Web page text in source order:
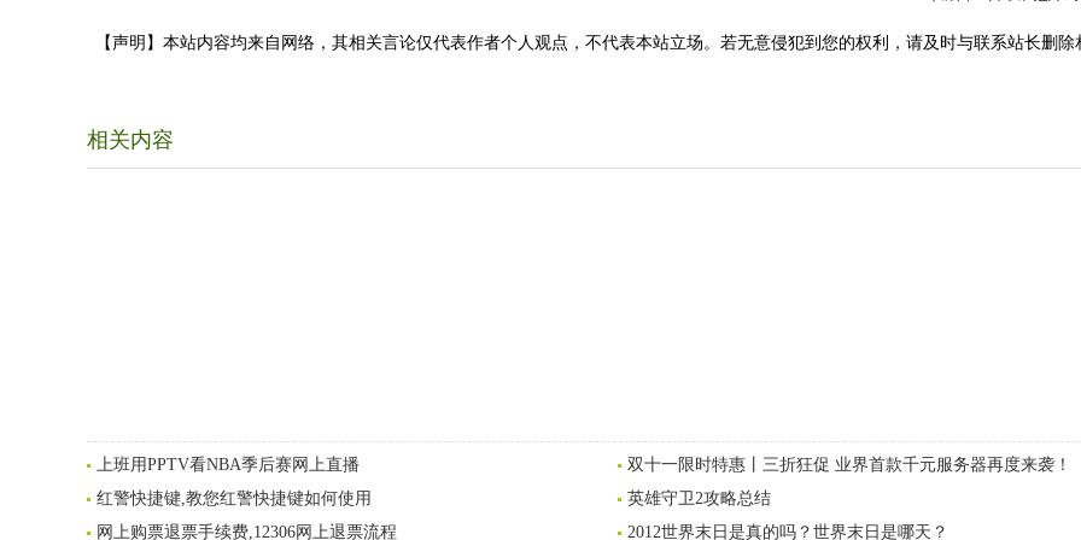
【声明】本站内容均来自网络，其相关言论仅代表作者个人观点，不代表本站立场。若无意侵犯到您的权利，请及时与联系站长删除
相关内容
上班用PPTV看NBA季后赛网上直播
双十一限时特惠丨三折狂促 业界首款千元服务器再度来袭！
红警快捷键,教您红警快捷键如何使用
英雄守卫2攻略总结
网上购票退票手续费,12306网上退票流程
2012世界末日是真的吗？世界末日是哪天？